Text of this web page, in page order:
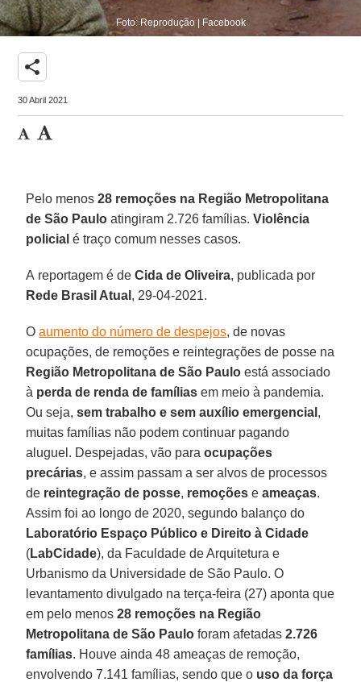
Foto: Reprodução | Facebook
share
30 Abril 2021
Pelo menos28 remoções na Região Metropolitana
de São Paulo atingiram 2.726 famílias.Violência
policial é traço comum nesses casos.
A reportagem é deCida de Oliveira, publicada por
Rede Brasil Atual , 29-04-2021.
Oaumento do número de despejos, de novas
ocupações, de remoções e reintegrações de posse na
Região Metropolitana de São Paulo está associado
à perda de renda de famílias em meio à pandemia.
Ou seja,sem trabalho e sem auxílio emergencial ,
muitas famílias não podem continuar pagando
aluguel. Despejadas, vão paraocupações
precárias, e assim passam a ser alvos de processos
de reintegração de posse, remoções eameaças.
Assim foi ao longo de 2020, segundo balanço do
Laboratório Espaço Público e Direito à Cidade
(LabCidade), da Faculdade de Arquitetura e
Urbanismo da Universidade de São Paulo. O
levantamento divulgado na terça-feira (27) aponta que
em pelo menos28 remoções na Região
Metropolitana de São Paulo foram afetadas2.726
famílias. Houve ainda 48 ameaças de remoção,
envolvendo 7.141 famílias, sendo que o uso da força